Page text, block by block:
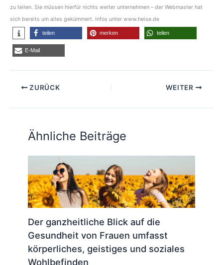
zu teilen. Sie müssen hierfür nichts weiter unternehmen – der Webmaster hat
sich bereits um alles gekümmert. Infos unter www.heise.de
teilen merken teilen
E-Mail
ZURÜCK WEITER
Ähnliche Beiträge
Der ganzheitliche Blick auf die
Gesundheit von Frauen umfasst
körperliches, geistiges und soziales
Wohlbefinden